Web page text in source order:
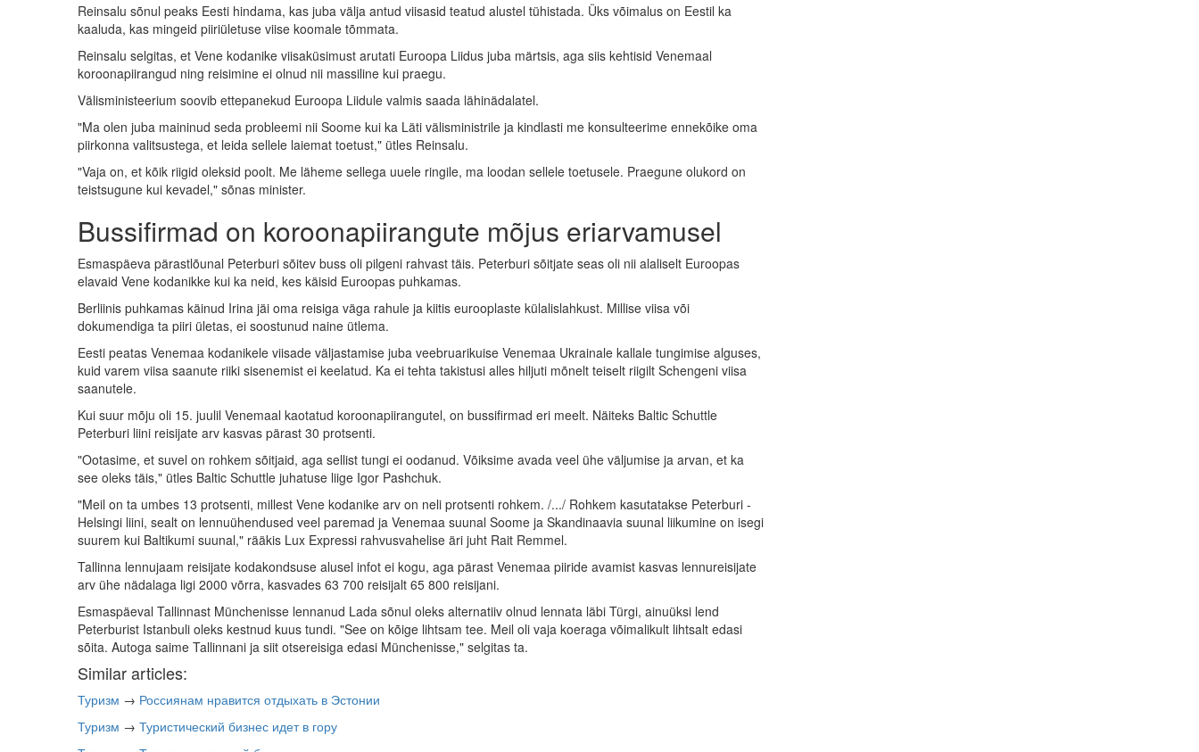
Reinsalu sõnul peaks Eesti hindama, kas juba välja antud viisasid teatud alustel tühistada. Üks võimalus on Eestil ka
kaaluda, kas mingeid piiriületuse viise koomale tõmmata.
Reinsalu selgitas, et Vene kodanike viisaküsimust arutati Euroopa Liidus juba märtsis, aga siis kehtisid Venemaal
koroonapiirangud ning reisimine ei olnud nii massiline kui praegu.
Välisministeerium soovib ettepanekud Euroopa Liidule valmis saada lähinädalatel.
"Ma olen juba maininud seda probleemi nii Soome kui ka Läti välisministrile ja kindlasti me konsulteerime ennekõike oma
piirkonna valitsustega, et leida sellele laiemat toetust," ütles Reinsalu.
"Vaja on, et kõik riigid oleksid poolt. Me läheme sellega uuele ringile, ma loodan sellele toetusele. Praegune olukord on
teistsugune kui kevadel," sõnas minister.
Bussifirmad on koroonapiirangute mõjus eriarvamusel
Esmaspäeva pärastlõunal Peterburi sõitev buss oli pilgeni rahvast täis. Peterburi sõitjate seas oli nii alaliselt Euroopas
elavaid Vene kodanikke kui ka neid, kes käisid Euroopas puhkamas.
Berliinis puhkamas käinud Irina jäi oma reisiga väga rahule ja kiitis eurooplaste külalislahkust. Millise viisa või
dokumendiga ta piiri ületas, ei soostunud naine ütlema.
Eesti peatas Venemaa kodanikele viisade väljastamise juba veebruarikuise Venemaa Ukrainale kallale tungimise alguses,
kuid varem viisa saanute riiki sisenemist ei keelatud. Ka ei tehta takistusi alles hiljuti mõnelt teiselt riigilt Schengeni viisa
saanutele.
Kui suur mõju oli 15. juulil Venemaal kaotatud koroonapiirangutel, on bussifirmad eri meelt. Näiteks Baltic Schuttle
Peterburi liini reisijate arv kasvas pärast 30 protsenti.
"Ootasime, et suvel on rohkem sõitjaid, aga sellist tungi ei oodanud. Võiksime avada veel ühe väljumise ja arvan, et ka
see oleks täis," ütles Baltic Schuttle juhatuse liige Igor Pashchuk.
"Meil on ta umbes 13 protsenti, millest Vene kodanike arv on neli protsenti rohkem. /.../ Rohkem kasutatakse Peterburi -
Helsingi liini, sealt on lennuühendused veel paremad ja Venemaa suunal Soome ja Skandinaavia suunal liikumine on isegi
suurem kui Baltikumi suunal," rääkis Lux Expressi rahvusvahelise äri juht Rait Remmel.
Tallinna lennujaam reisijate kodakondsuse alusel infot ei kogu, aga pärast Venemaa piiride avamist kasvas lennureisijate
arv ühe nädalaga ligi 2000 võrra, kasvades 63 700 reisijalt 65 800 reisijani.
Esmaspäeval Tallinnast Münchenisse lennanud Lada sõnul oleks alternatiiv olnud lennata läbi Türgi, ainuüksi lend
Peterburist Istanbuli oleks kestnud kuus tundi. "See on kõige lihtsam tee. Meil oli vaja koeraga võimalikult lihtsalt edasi
sõita. Autoga saime Tallinnani ja siit otsereisiga edasi Münchenisse," selgitas ta.
Similar articles:
Туризм → Россиянам нравится отдыхать в Эстонии
Туризм → Туристический бизнес идет в гору